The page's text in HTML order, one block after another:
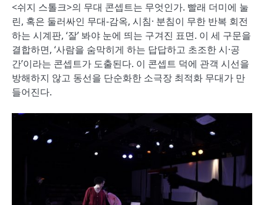
<쉬지 스톨크>의 무대 콘셉트는 무엇인가. 빨래 더미에 눌
린, 혹은 둘러싸인 무대-감옥, 시침· 분침이 무한 반복 회전
하는 시계판, ‘잘’ 봐야 눈에 띄는 구겨진 표면. 이 세 구문을
결합하면, ‘사람을 숨막히게 하는 답답하고 초조한 시·공
간’이라는 콘셉트가 도출된다. 이 콘셉트 덕에 관객 시선을
방해하지 않고 동선을 단순화한 소극장 최적화 무대가 만
들어진다.